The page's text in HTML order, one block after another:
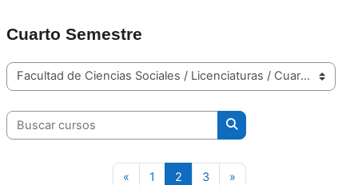
Cuarto Semestre
Categorías
Buscar cursos
Buscar cursos
«Página anterior
1 Página 1
2Página 2
3Página 3
»Siguiente página